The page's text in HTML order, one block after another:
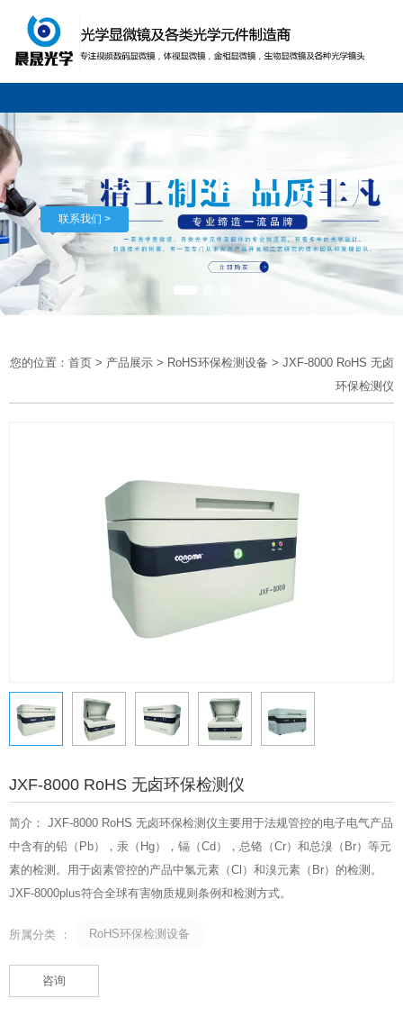
联系我们 >
您的位置：首页 > 产品展示 > RoHS环保检测设备 > JXF-8000 RoHS 无卤
环保检测仪
JXF-8000 RoHS 无卤环保检测仪
简介： JXF-8000 RoHS 无卤环保检测仪主要用于法规管控的电子电气产品
中含有的铅（Pb），汞（Hg），镉（Cd），总铬（Cr）和总溴（Br）等元
素的检测。用于卤素管控的产品中氯元素（Cl）和溴元素（Br）的检测。
JXF-8000plus符合全球有害物质规则条例和检测方式。
所属分类 ： RoHS环保检测设备
咨询